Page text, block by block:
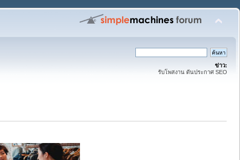
ข่าว:
รับโพสงาน ดันประกาศ SEO